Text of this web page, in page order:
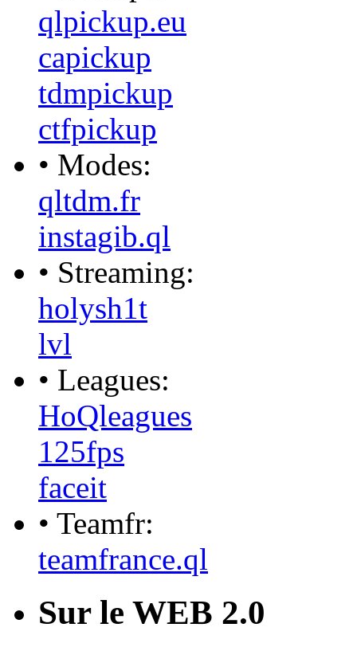
qlpickup.eu
capickup
tdmpickup
ctfpickup
• Modes:
qltdm.fr
instagib.ql
• Streaming:
holysh1t
lvl
• Leagues:
HoQleagues
125fps
faceit
• Teamfr:
teamfrance.ql
Sur le WEB 2.0